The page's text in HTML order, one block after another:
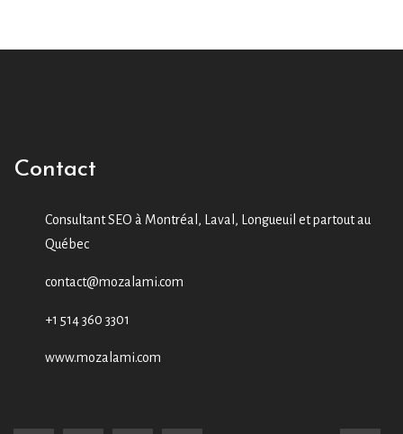
Contact
Consultant SEO à Montréal, Laval, Longueuil et partout au
Québec
contact@mozalami.com
+1 514 360 3301
www.mozalami.com